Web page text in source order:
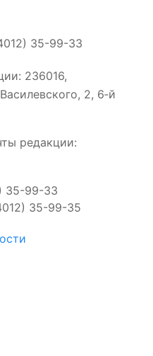
35-99-33
236016,
2, 6‑й
редакции:
35-99-33
35-99-35